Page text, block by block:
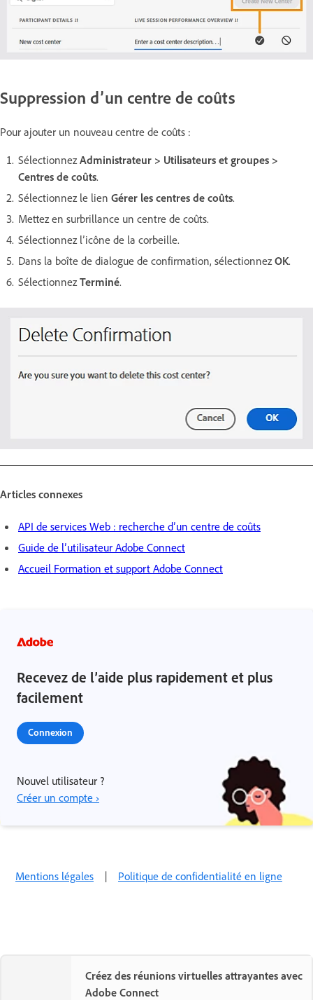
Suppression d’un centre de coûts
Pour ajouter un nouveau centre de coûts :
SélectionnezAdministrateur > Utilisateurs et groupes >
Centres de coûts.
Sélectionnez le lien Gérer les centres de coûts.
Mettez en surbrillance un centre de coûts.
Sélectionnez l’icône de la corbeille.
Dans la boîte de dialogue de confirmation, sélectionnezOK.
SélectionnezTerminé.
Articles connexes
API de services Web : recherche d’un centre de coûts
Guide de l’utilisateur Adobe Connect
Accueil Formation et support Adobe Connect
Recevez de l’aide plus rapidement et plus
facilement
Connexion
Nouvel utilisateur ?
Créer un compte ›
Mentions légales | Politique de confidentialité en ligne
Créez des réunions virtuelles attrayantes avec
Adobe Connect